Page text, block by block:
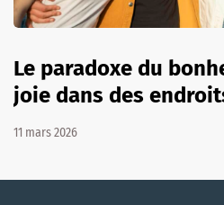
Le paradoxe du
joie dans des
11 mars 2026